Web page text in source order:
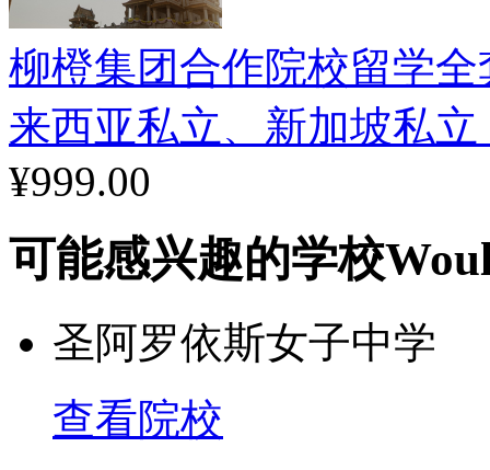
1. 资源中心
2. 计算机和科学实验室
3. 商务教育中心
4. 表演艺术中心
5. 划船和海洋设施
6. 大型室内体育馆
柳橙集团合作院校留学
来西亚私立、新加坡私
¥999.00
可能感兴趣的学校
圣阿罗依斯女子中学
查看院校